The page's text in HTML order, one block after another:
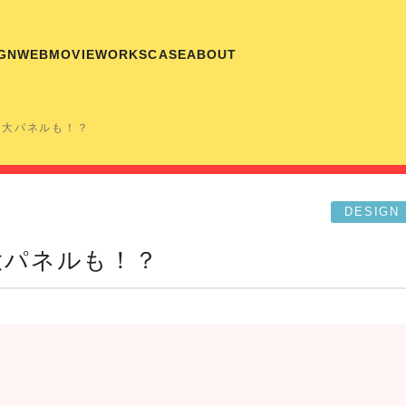
WEBMOVIEWORKSCASEABOUT
パネルも！？
DESIGN
ネルも！？